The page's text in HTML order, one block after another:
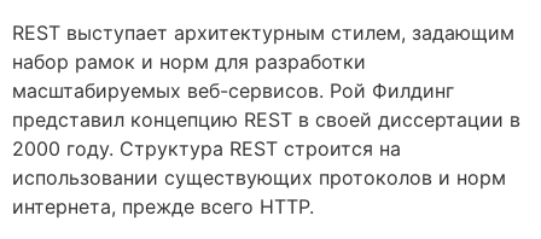
REST выступает архитектурным стилем, задающим
набор рамок и норм для разработки
масштабируемых веб-сервисов. Рой Филдинг
представил концепцию REST в своей диссертации в
2000 году. Структура REST строится на
использовании существующих протоколов и норм
интернета, прежде всего HTTP.